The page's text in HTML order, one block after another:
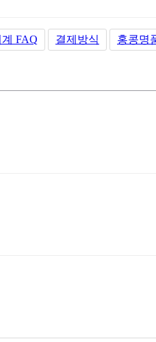
FAQ 결제방식 홍콩명